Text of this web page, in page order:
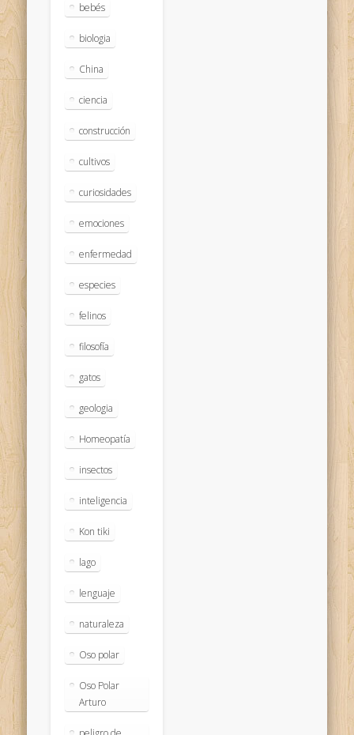
bebés
biologia
China
ciencia
construcción
cultivos
curiosidades
emociones
enfermedad
especies
felinos
filosofía
gatos
geologia
Homeopatía
insectos
inteligencia
Kon tiki
lago
lenguaje
naturaleza
Oso polar
Oso Polar
Arturo